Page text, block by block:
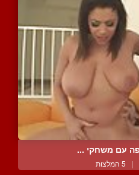
עם משחקי ...
| 5 המלצות